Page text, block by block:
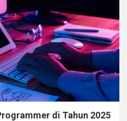
di Tahun 2025